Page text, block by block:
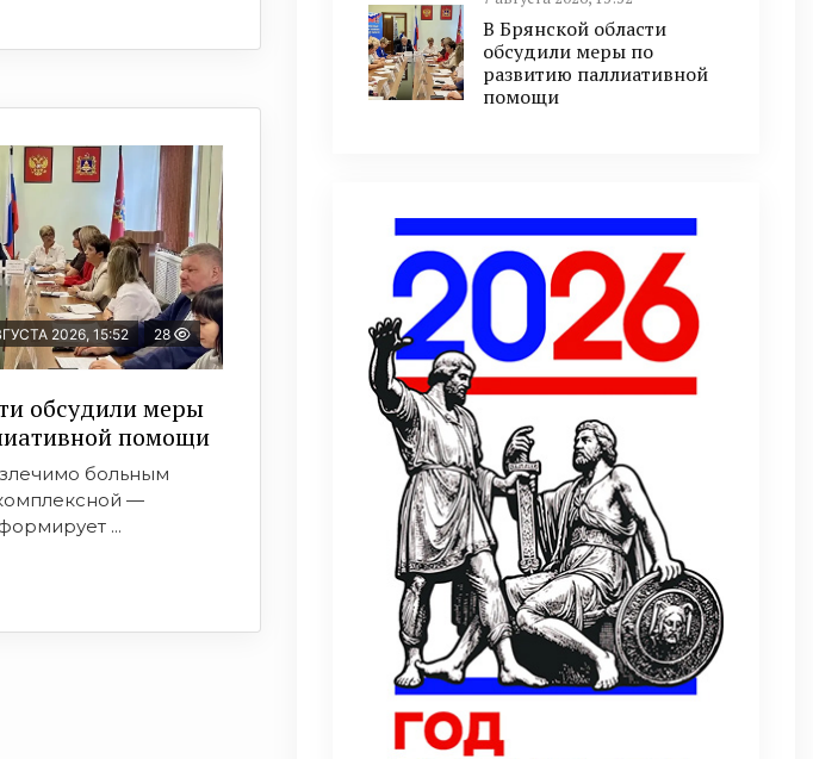
2026, 15:52 28
обсудили меры
помощи
больным
—
...
В Брянской области
обсудили меры по
развитию паллиативной
помощи